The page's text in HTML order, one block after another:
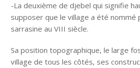
-La deuxième de djebel qui signifie
supposer que le village a été nommé
sarrasine au VIII siècle.
Sa position topographique, le large
village de tous les côtés, ses